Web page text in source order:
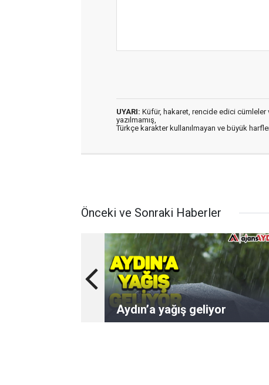
UYARI: Küfür, hakaret, rencide edici cümleler
yazılmamış,
Türkçe karakter kullanılmayan ve büyük
Önceki ve Sonraki Haberler
Aydın’a yağış geliyor